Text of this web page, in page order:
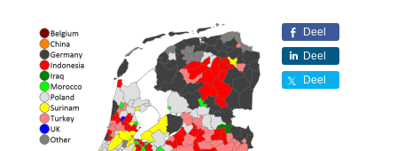
Deel
Deel
Deel